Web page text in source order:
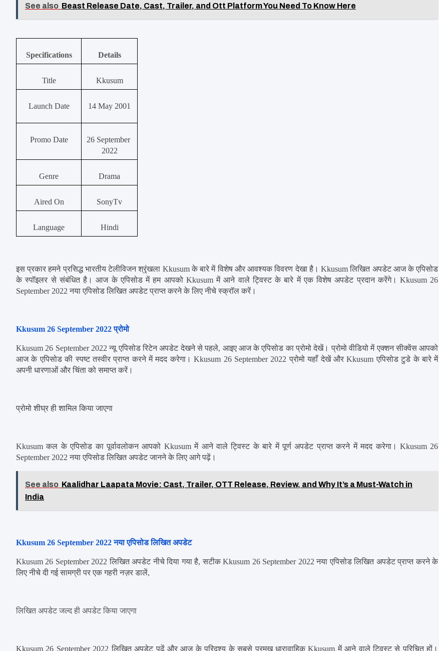
See also Beast Release Date, Cast, Trailer, and Ott Platform You Need To Know Here
Specifications Details
Title Kkusum
Launch Date 14 May 2001
Promo Date
26 September
2022
Genre Drama
Aired On SonyTv
Language Hindi
इस प्रकार हमने प्रसिद्ध भारतीय टेलीविजन श्रृंखला Kkusum के बारे में विशेष और आवश्यक विवरण देखा है। Kkusum लिखित अपडेट आज के एपिसोड
के स्पॉइलर से संबंधित है। आज के एपिसोड में हम आपको Kkusum में आने वाले ट्विस्ट के बारे में एक विशेष अपडेट प्रदान करेंगे। Kkusum 26
September 2022 नया एपिसोड लिखित अपडेट प्राप्त करने के लिए नीचे स्क्रॉल करें।
Kkusum 26 September 2022 प्रोमो
Kkusum 26 September 2022 न्यू एपिसोड रिटेन अपडेट देखने से पहले, आइए आज के एपिसोड का प्रोमो देखें। प्रोमो वीडियो में एक्शन सीक्वेंस आपको
आज के एपिसोड की स्पष्ट तस्वीर प्राप्त करने में मदद करेगा। Kkusum 26 September 2022 प्रोमो यहाँ देखें और Kkusum एपिसोड टुडे के बारे में
अपनी धारणाओं और चिंता को समाप्त करें।
प्रोमो शीघ्र ही शामिल किया जाएगा
Kkusum कल के एपिसोड का पूर्वावलोकन आपको Kkusum में आने वाले ट्विस्ट के बारे में पूर्ण अपडेट प्राप्त करने में मदद करेगा। Kkusum 26
September 2022 नया एपिसोड लिखित अपडेट जानने के लिए आगे पढ़ें।
See also Kaalidhar Laapata Movie: Cast, Trailer, OTT Release, Review, and Why It’s a Must-Watch in
India
Kkusum 26 September 2022 नया एपिसोड लिखित अपडेट
Kkusum 26 September 2022 लिखित अपडेट नीचे दिया गया है, सटीक Kkusum 26 September 2022 नया एपिसोड लिखित अपडेट प्राप्त करने के
लिए नीचे दी गई सामग्री पर एक गहरी नज़र डालें,
लिखित अपडेट जल्द ही अपडेट किया जाएगा
Kkusum 26 September 2022 लिखित अपडेट पढ़ें और आज के परिदृश्य के सबसे प्रमुख धारावाहिक Kkusum में आने वाले ट्विस्ट से परिचित हों।